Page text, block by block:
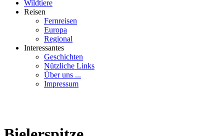
Wildtiere
Reisen
Fernreisen
Europa
Regional
Interessantes
Geschichten
Nützliche Links
Über uns ...
Impressum